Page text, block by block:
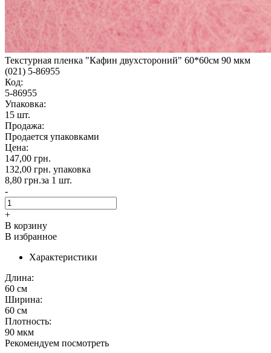
Текстурная пленка "Кафин двухстороний" 60*60см 90 мкм
(021) 5-86955
Код:
5-86955
Упаковка:
15 шт.
Продажа:
Продается упаковками
Цена:
147,00 грн.
132,00 грн. упаковка
8,80 грн.за 1 шт.
-
+
В корзину
В избранное
Характеристики
Длина:
60 см
Ширина:
60 см
Плотность:
90 мкм
Рекомендуем посмотреть